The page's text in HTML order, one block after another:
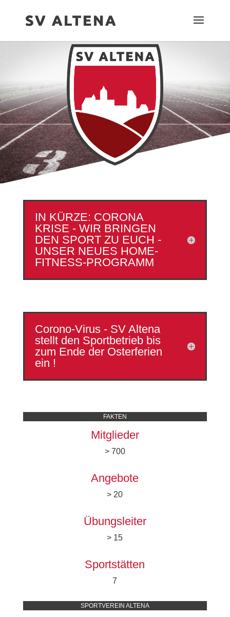
IN KÜRZE: CORONA
KRISE - WIR BRINGEN
DEN SPORT ZU EUCH -
UNSER NEUES HOME-
FITNESS-PROGRAMM
Corono-Virus - SV Altena
stellt den Sportbetrieb bis
zum Ende der Osterferien
ein !
FAKTEN
Mitglieder
> 700
Angebote
> 20
Übungsleiter
> 15
Sportstätten
7
SPORTVEREIN ALTENA